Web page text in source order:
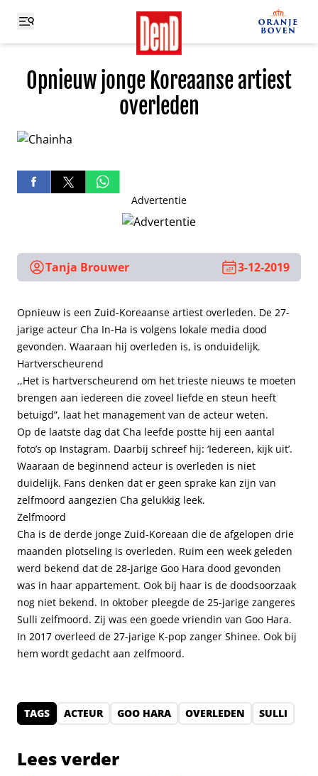
Opnieuw jonge Koreaanse artiest
overleden
Advertentie
Tanja Brouwer 3-12-2019
Opnieuw is een Zuid-Koreaanse artiest overleden. De 27-
jarige acteur Cha In-Ha is volgens lokale media dood
gevonden. Waaraan hij overleden is, is onduidelijk.
Hartverscheurend
,,Het is hartverscheurend om het trieste nieuws te moeten
brengen aan iedereen die zoveel liefde en steun heeft
betuigd”, laat het management van de acteur weten.
Op de laatste dag dat Cha leefde postte hij een aantal
foto’s op Instagram. Daarbij schreef hij: ‘Iedereen, kijk uit’.
Waaraan de beginnend acteur is overleden is niet
duidelijk. Fans denken dat er geen sprake kan zijn van
zelfmoord aangezien Cha gelukkig leek.
Zelfmoord
Cha is de derde jonge Zuid-Koreaan die de afgelopen drie
maanden plotseling is overleden. Ruim een week geleden
werd bekend dat de 28-jarige Goo Hara dood gevonden
was in haar appartement. Ook bij haar is de doodsoorzaak
nog niet bekend. In oktober pleegde de 25-jarige zangeres
Sulli zelfmoord. Zij was een goede vriendin van Goo Hara.
In 2017 overleed de 27-jarige K-pop zanger Shinee. Ook bij
hem wordt gedacht aan zelfmoord.
TAGS ACTEUR GOO HARA OVERLEDEN SULLI
Lees verder